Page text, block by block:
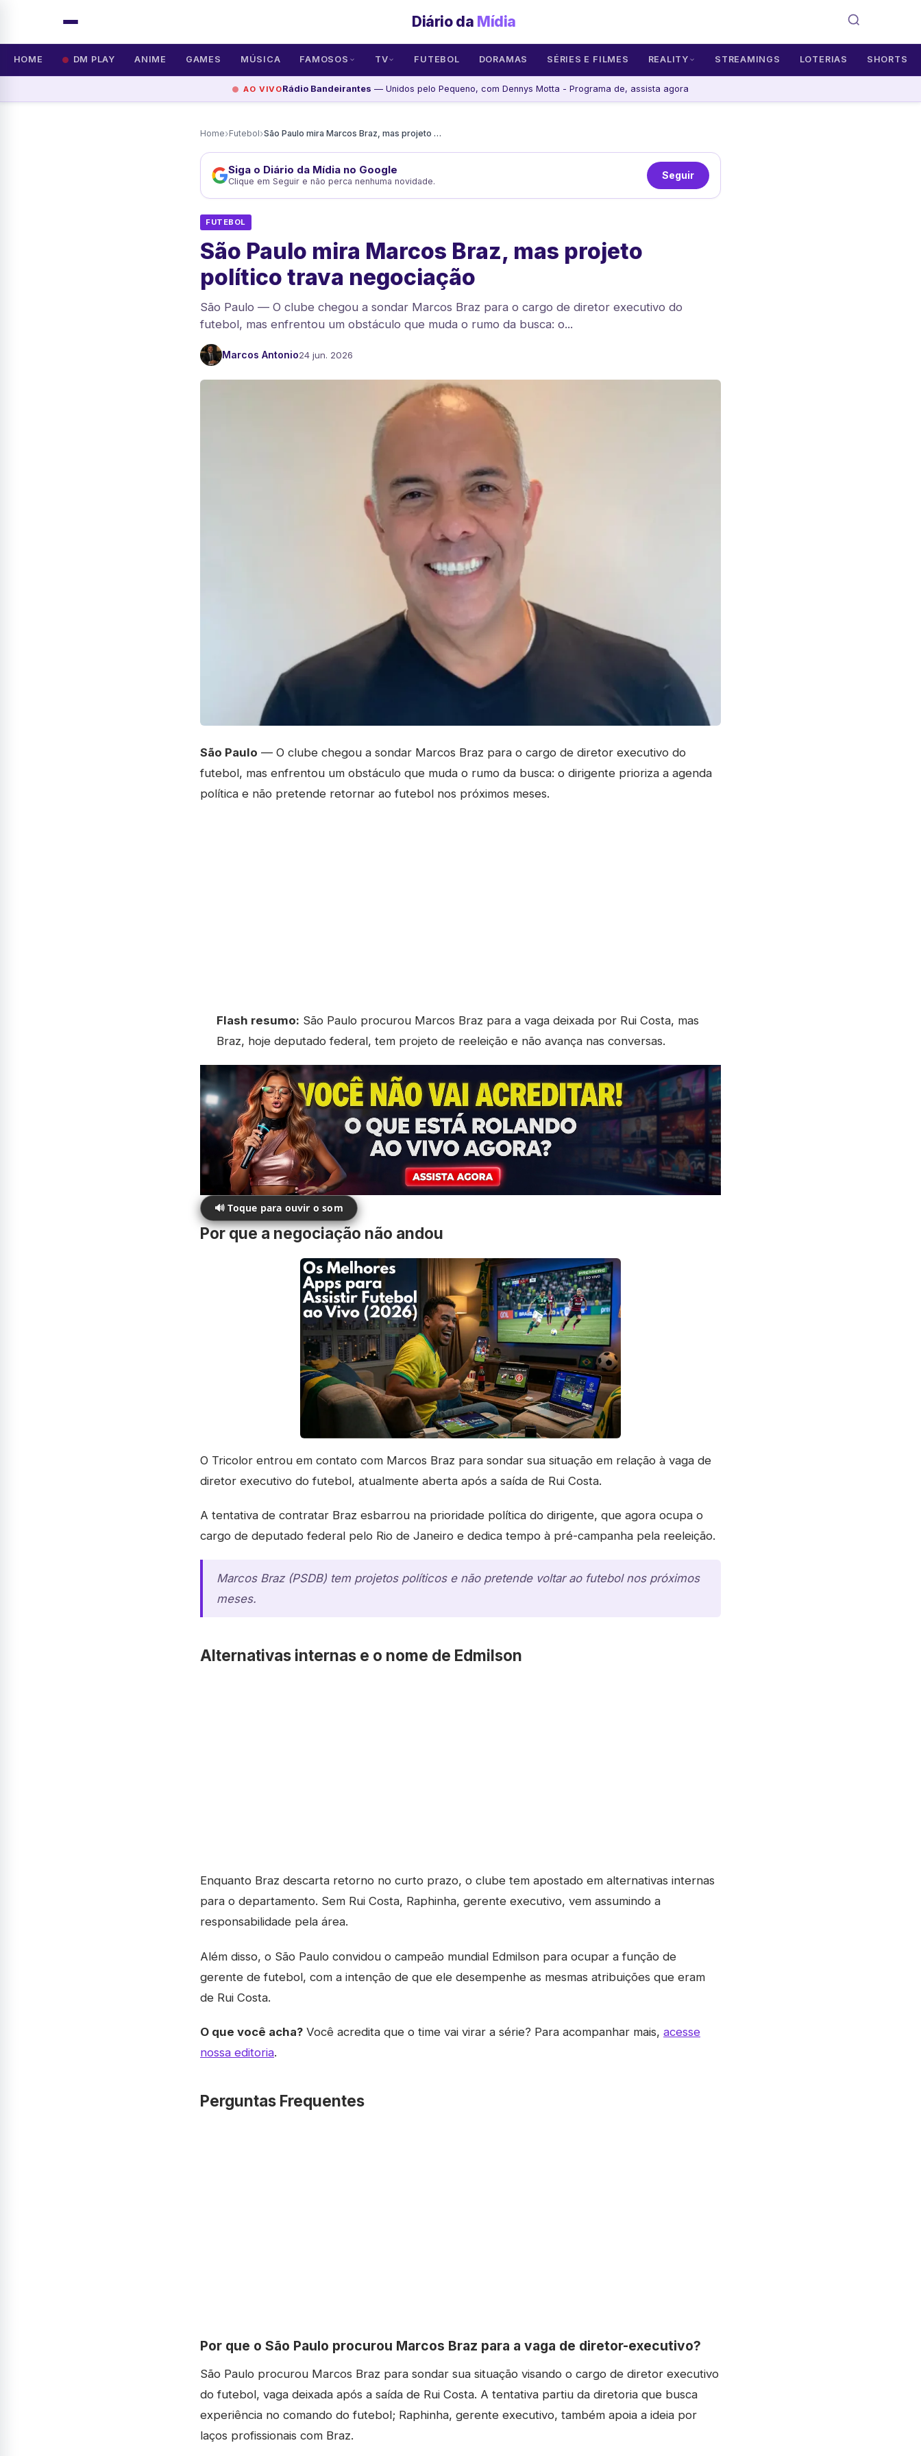
Diário da Mídia
HOME DM PLAY ANIME GAMES MÚSICA FAMOSOS TV FUTEBOL DORAMAS SÉRIES E FILMES REALITY STREAMINGS LOTERIAS SHORTS
AO VIVORádio Bandeirantes — Unidos pelo Pequeno, com Dennys Motta - Programa de, assista agora
Home›Futebol› São Paulo mira Marcos Braz, mas projeto político trava negociação
Siga o Diário da Mídia no Google
Clique em Seguir e não perca nenhuma novidade.
Seguir
FUTEBOL
São Paulo mira Marcos Braz, mas projeto
político trava negociação
São Paulo — O clube chegou a sondar Marcos Braz para o cargo de diretor executivo do
futebol, mas enfrentou um obstáculo que muda o rumo da busca: o...
Marcos Antonio24 jun. 2026
São Paulo — O clube chegou a sondar Marcos Braz para o cargo de diretor executivo do
futebol, mas enfrentou um obstáculo que muda o rumo da busca: o dirigente prioriza a agenda
política e não pretende retornar ao futebol nos próximos meses.
Flash resumo: São Paulo procurou Marcos Braz para a vaga deixada por Rui Costa, mas
Braz, hoje deputado federal, tem projeto de reeleição e não avança nas conversas.
🔊 Toque para ouvir o som
Por que a negociação não andou
O Tricolor entrou em contato com Marcos Braz para sondar sua situação em relação à vaga de
diretor executivo do futebol, atualmente aberta após a saída de Rui Costa.
A tentativa de contratar Braz esbarrou na prioridade política do dirigente, que agora ocupa o
cargo de deputado federal pelo Rio de Janeiro e dedica tempo à pré-campanha pela reeleição.
Marcos Braz (PSDB) tem projetos políticos e não pretende voltar ao futebol nos próximos
meses.
Alternativas internas e o nome de Edmilson
Enquanto Braz descarta retorno no curto prazo, o clube tem apostado em alternativas internas
para o departamento. Sem Rui Costa, Raphinha, gerente executivo, vem assumindo a
responsabilidade pela área.
Além disso, o São Paulo convidou o campeão mundial Edmilson para ocupar a função de
gerente de futebol, com a intenção de que ele desempenhe as mesmas atribuições que eram
de Rui Costa.
O que você acha? Você acredita que o time vai virar a série? Para acompanhar mais, acesse
nossa editoria.
Perguntas Frequentes
Por que o São Paulo procurou Marcos Braz para a vaga de diretor-executivo?
São Paulo procurou Marcos Braz para sondar sua situação visando o cargo de diretor executivo
do futebol, vaga deixada após a saída de Rui Costa. A tentativa partiu da diretoria que busca
experiência no comando do futebol; Raphinha, gerente executivo, também apoia a ideia por
laços profissionais com Braz.